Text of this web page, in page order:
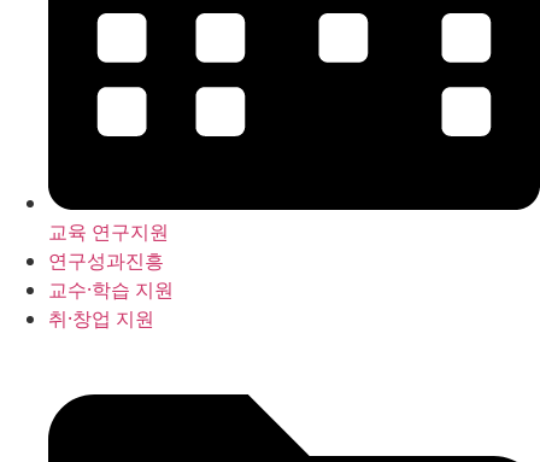
교육 연구지원
연구성과진흥
교수·학습 지원
취·창업 지원